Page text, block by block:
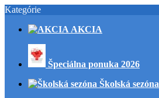
Kategórie
AKCIA
Špeciálna ponuka 2026
Školská sezóna